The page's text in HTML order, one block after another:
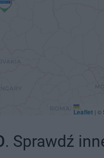
Leaflet | ©
. Sprawdź